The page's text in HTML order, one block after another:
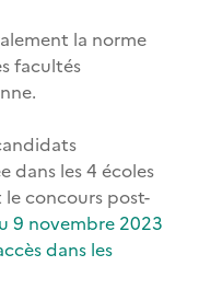
la norme
facultés
dans les 4 écoles
concours post-
9 novembre 2023
dans les